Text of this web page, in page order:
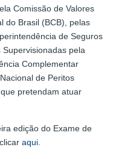
Comissão de Valores
do Brasil (BCB), pelas
de Seguros
pela
Complementar
de Peritos
pretendam atuar
edição do Exame de
aqui